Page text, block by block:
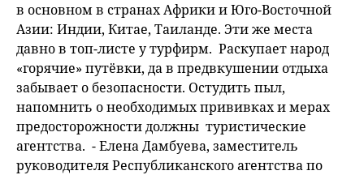
в основном в странах Африки и Юго-Восточной
Азии: Индии, Китае, Таиланде. Эти же места
давно в топ-листе у турфирм. Раскупает народ
«горячие» путёвки, да в предвкушении отдыха
забывает о безопасности. Остудить пыл,
напомнить о необходимых прививках и мерах
предосторожности должны туристические
агентства. - Елена Дамбуева, заместитель
руководителя Республиканского агентства по